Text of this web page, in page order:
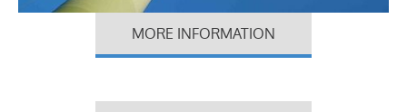
MORE INFORMATION